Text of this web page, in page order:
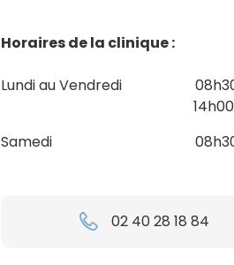
Horaires de la clinique :
Lundi au Vendredi
Samedi
02 40 28 18 84